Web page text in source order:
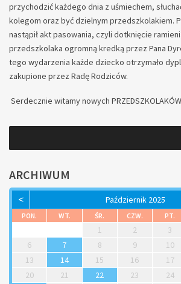
przychodzić każdego dnia z uśmiechem,
kolegom oraz być dzielnym przedszkolakiem.
nastąpił akt pasowania, czyli dotknięcie
przedszkolaka ogromną kredką przez Pana
tego wydarzenia każde dziecko otrzymało
zakupione przez Radę Rodziców.
Serdecznie witamy nowych PRZEDSZKOLAKÓW
ARCHIWUM
< Październik 2025
PON. WT. ŚR. CZW. PT.
1 2 3
6
7 8 9 10
13
14 15 16 17
20
21 22 23 24